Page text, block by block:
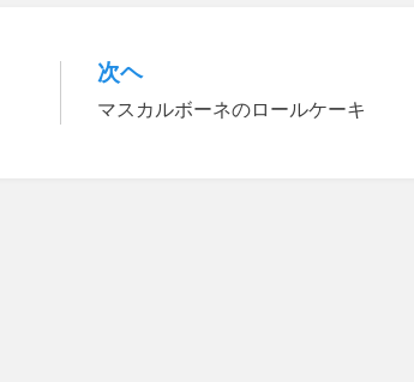
次ヘ
マスカルボーネのロールケーキ